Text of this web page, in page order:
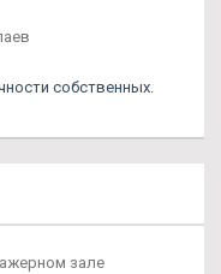
собственных.
зале